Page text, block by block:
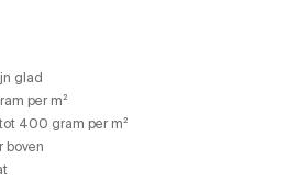
glad
per m²
400 gram per m²
boven